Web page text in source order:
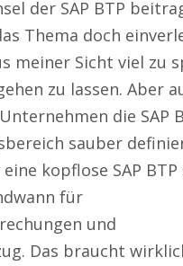
der SAP BTP
Thema doch
meiner Sicht viel zu
zu lassen. Aber
die SAP
sauber
kopflose SAP
für
und
Das braucht